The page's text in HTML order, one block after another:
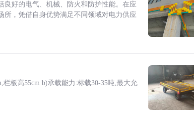
好的电气、机械、防火和防护性能。在应
所，凭借自身优势满足不同领域对电力供应
板高55cm b)承载能力:标载30-35吨,最大允